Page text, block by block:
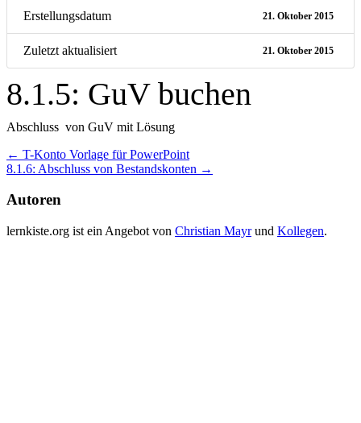
Erstellungsdatum 21. Oktober 2015
Zuletzt aktualisiert 21. Oktober 2015
8.1.5: GuV buchen
Abschluss von GuV mit Lösung
Post
navigation
← T-Konto Vorlage für PowerPoint
8.1.6: Abschluss von Bestandskonten →
Autoren
lernkiste.org ist ein Angebot von Christian Mayrund Kollegen.